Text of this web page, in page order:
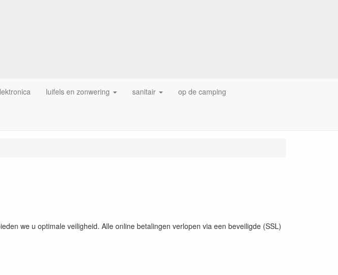
luifels en zonwering sanitair op de camping
we u optimale veiligheid. Alle online betalingen verlopen via een beveiligde (SSL)